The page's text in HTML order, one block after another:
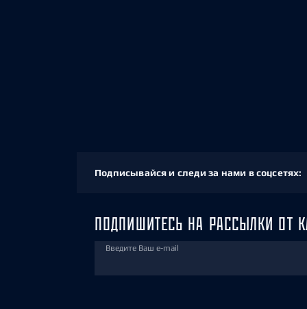
Подписывайся и следи за нами в соцсетях:
ПОДПИШИТЕСЬ НА РАССЫЛКИ ОТ
Введите Ваш e-mail